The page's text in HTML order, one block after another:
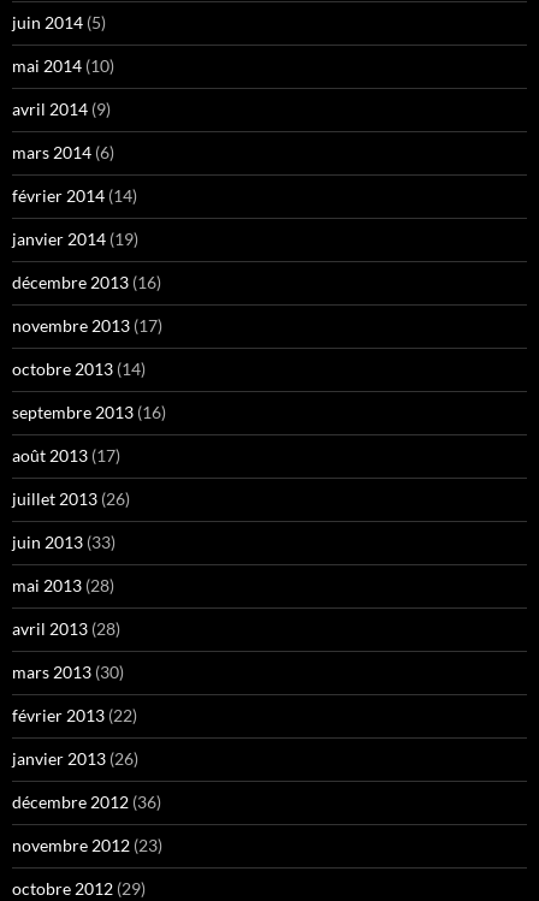
juin 2014 (5)
mai 2014 (10)
avril 2014 (9)
mars 2014 (6)
février 2014 (14)
janvier 2014 (19)
décembre 2013 (16)
novembre 2013 (17)
octobre 2013 (14)
septembre 2013 (16)
août 2013 (17)
juillet 2013 (26)
juin 2013 (33)
mai 2013 (28)
avril 2013 (28)
mars 2013 (30)
février 2013 (22)
janvier 2013 (26)
décembre 2012 (36)
novembre 2012 (23)
octobre 2012 (29)